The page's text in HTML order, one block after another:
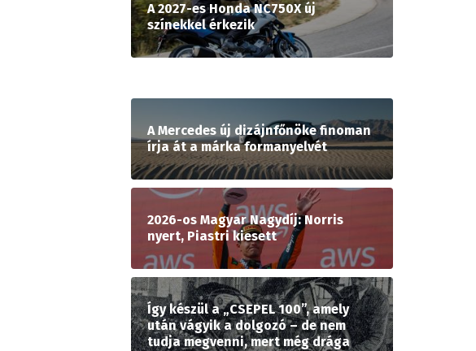
A 2027-es Honda NC750X új
színekkel érkezik
A Mercedes új dizájnfőnöke finoman
írja át a márka formanyelvét
2026-os Magyar Nagydíj: Norris
nyert, Piastri kiesett
Így készül a „CSEPEL 100”, amely
után vágyik a dolgozó – de nem
tudja megvenni, mert még drága